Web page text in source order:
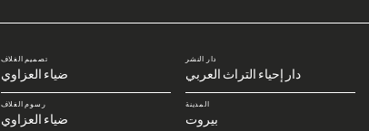
دار النشر
دار إحياء التراث العربي
المدينة
بيروت
تصميم الغلاف
ضياء العزاوي
رسوم الغلاف
ضياء العزاوي